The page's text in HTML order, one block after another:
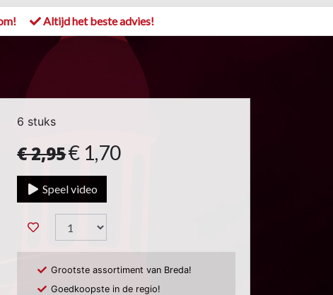
Altijd het beste advies!
6 stuks
€ 2,95€ 1,70
Speel video
Grootste assortiment van Breda!
Goedkoopste in de regio!